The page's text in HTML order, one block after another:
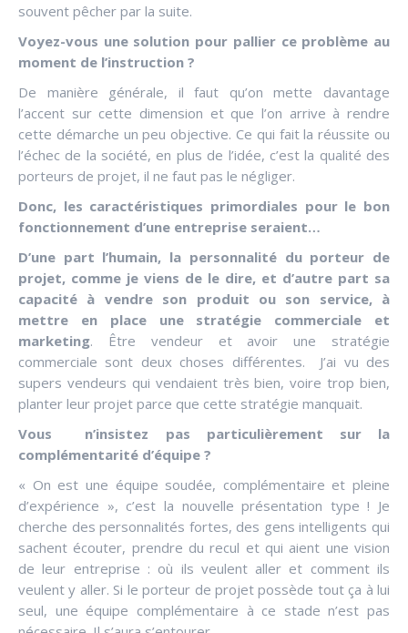
souvent pêcher par la suite.
Voyez-vous une solution pour pallier ce problème au
moment de l’instruction ?
De manière générale, il faut qu’on mette davantage
l’accent sur cette dimension et que l’on arrive à rendre
cette démarche un peu objective. Ce qui fait la réussite ou
l’échec de la société, en plus de l’idée, c’est la qualité des
porteurs de projet, il ne faut pas le négliger.
Donc, les caractéristiques primordiales pour le bon
fonctionnement d’une entreprise seraient…
D’une part l’humain, la personnalité du porteur de
projet, comme je viens de le dire, et d’autre part sa
capacité à vendre son produit ou son service, à
mettre en place une stratégie commerciale et
marketing. Être vendeur et avoir une stratégie
commerciale sont deux choses différentes. J’ai vu des
supers vendeurs qui vendaient très bien, voire trop bien,
planter leur projet parce que cette stratégie manquait.
Vous n’insistez pas particulièrement sur la
complémentarité d’équipe ?
« On est une équipe soudée, complémentaire et pleine
d’expérience », c’est la nouvelle présentation type ! Je
cherche des personnalités fortes, des gens intelligents qui
sachent écouter, prendre du recul et qui aient une vision
de leur entreprise : où ils veulent aller et comment ils
veulent y aller. Si le porteur de projet possède tout ça à lui
seul, une équipe complémentaire à ce stade n’est pas